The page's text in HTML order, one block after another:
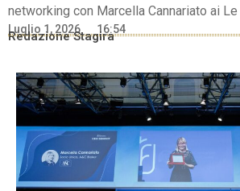
networking con Marcella Cannariato ai
Luglio 1, 2026 16:54
Redazione Stagira